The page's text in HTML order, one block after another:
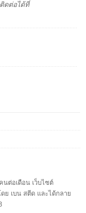
ดต่อได้ที่
ต่อเดือน เว็บไซต์
ดย เบน สตีด และได้กลาย